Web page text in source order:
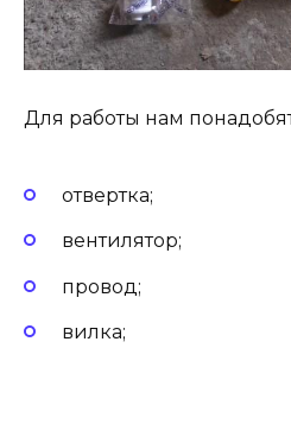
Для работы нам
отвертка;
вентилятор;
провод;
вилка;